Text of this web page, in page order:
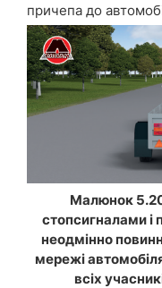
причепа до
Малюнок
стопсигналами і
неодмінно
мережі
всіх